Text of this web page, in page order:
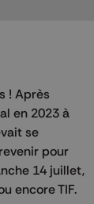
! Après
en 2023 à
se
pour
14 juillet,
encore TIF.